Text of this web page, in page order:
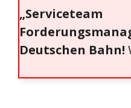
„Serviceteam
Deutschen Bahn!